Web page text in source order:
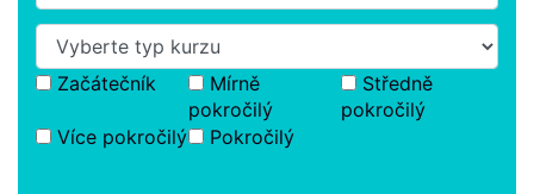
Začátečník
Mírně
pokročilý
Středně
pokročilý
Více pokročilý
Pokročilý